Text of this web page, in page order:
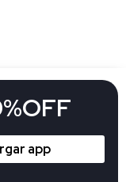
app